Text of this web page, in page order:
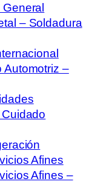
– Soldadura
Automotriz –
Afines
Afines –